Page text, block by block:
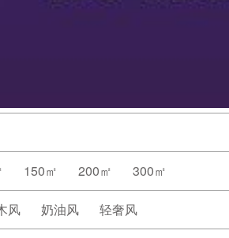
150㎡ 200㎡ 300㎡
风 奶油风 轻奢风